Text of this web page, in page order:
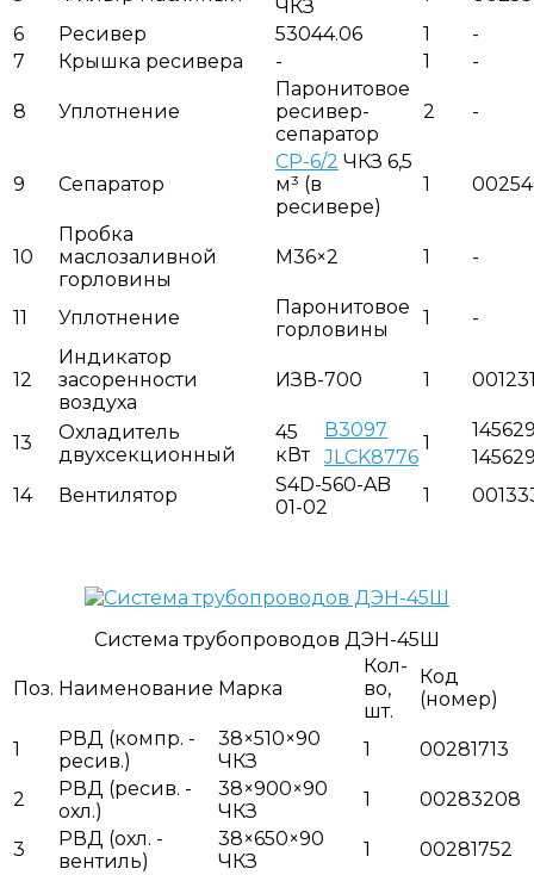
ЧКЗ
6
Ресивер 53044.06 1
-
7
Крышка ресивера - 1 -
8 Уплотнение
Паронитовое
ресивер-
сепаратор
2 -
9 Сепаратор
СР-6/2 ЧКЗ 6,5
м³ (в
ресивере)
1
10
Пробка
маслозаливной
горловины
М36×2 1 -
11 Уплотнение
Паронитовое
горловины
1 -
12
Индикатор
засоренности
воздуха
ИЗВ-700 1
13
Охладитель
двухсекционный
45
кВт
В3097
1
JLCK8776
14
Вентилятор
S4D-560-AB
01-02
1
Система трубопроводов ДЭН-45Ш
Поз. Наименование Марка
Кол-
во,
шт.
Код
(номер)
1
РВД (компр. -
ресив.)
38×510×90
ЧКЗ
1 00281713
2
РВД (ресив. -
охл.)
38×900×90
ЧКЗ
1 00283208
3
РВД (охл. -
вентиль)
38×650×90
ЧКЗ
1 00281752